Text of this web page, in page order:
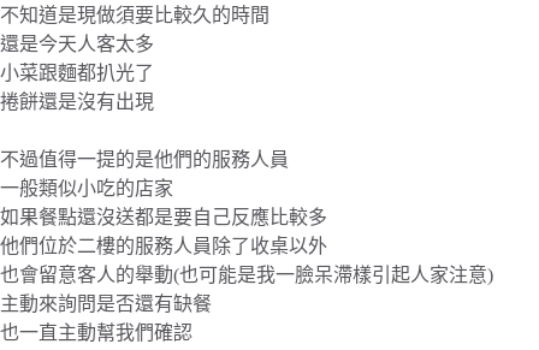
不知道是現做須要比較久的時間
還是今天人客太多
小菜跟麵都扒光了
捲餅還是沒有出現
不過值得一提的是他們的服務人員
一般類似小吃的店家
如果餐點還沒送都是要自己反應比較多
他們位於二樓的服務人員除了收桌以外
也會留意客人的舉動(也可能是我一臉呆滯樣引起人家注意)
主動來詢問是否還有缺餐
也一直主動幫我們確認